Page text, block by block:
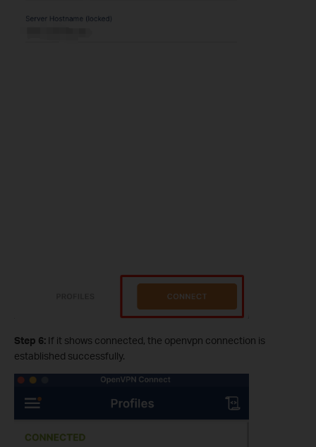
Step 6: If it shows connected, the openvpn connection is
established successfully.